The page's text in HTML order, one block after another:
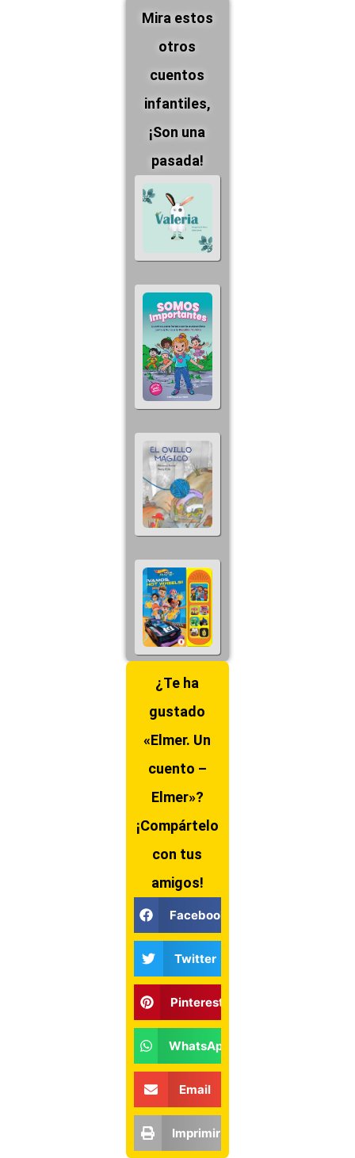
Mira estos
otros
cuentos
infantiles,
¡Son una
pasada!
¿Te ha
gustado
«Elmer. Un
cuento –
Elmer»?
¡Compártelo
con tus
amigos!
Facebook
Twitter
Pinterest
WhatsApp
Email
Imprimir